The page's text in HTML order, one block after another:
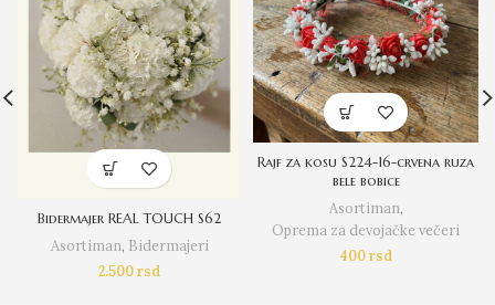
Bidermajer REAL TOUCH S62
Asortiman, Bidermajeri
2.500rsd
Rajf za kosu S224-16-crvena ruza
bele bobice
Asortiman,
Oprema za devojačke večeri
400rsd